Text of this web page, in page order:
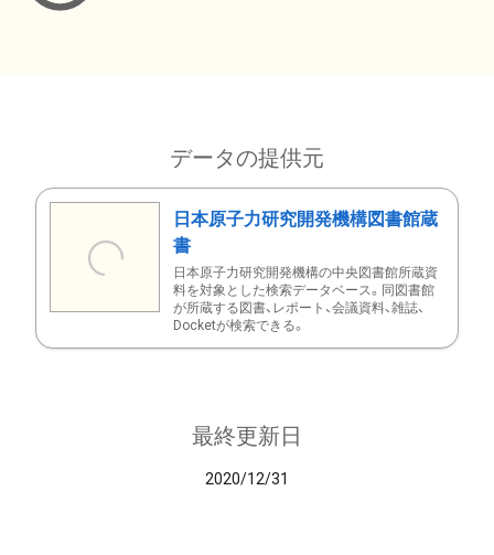
データの提供元
日本原子力研究開発機構図書館蔵
書
日本原子力研究開発機構の中央図書館所蔵資
料を対象とした検索データベース。同図書館
が所蔵する図書、レポート、会議資料、雑誌、
Docketが検索できる。
最終更新日
2020/12/31